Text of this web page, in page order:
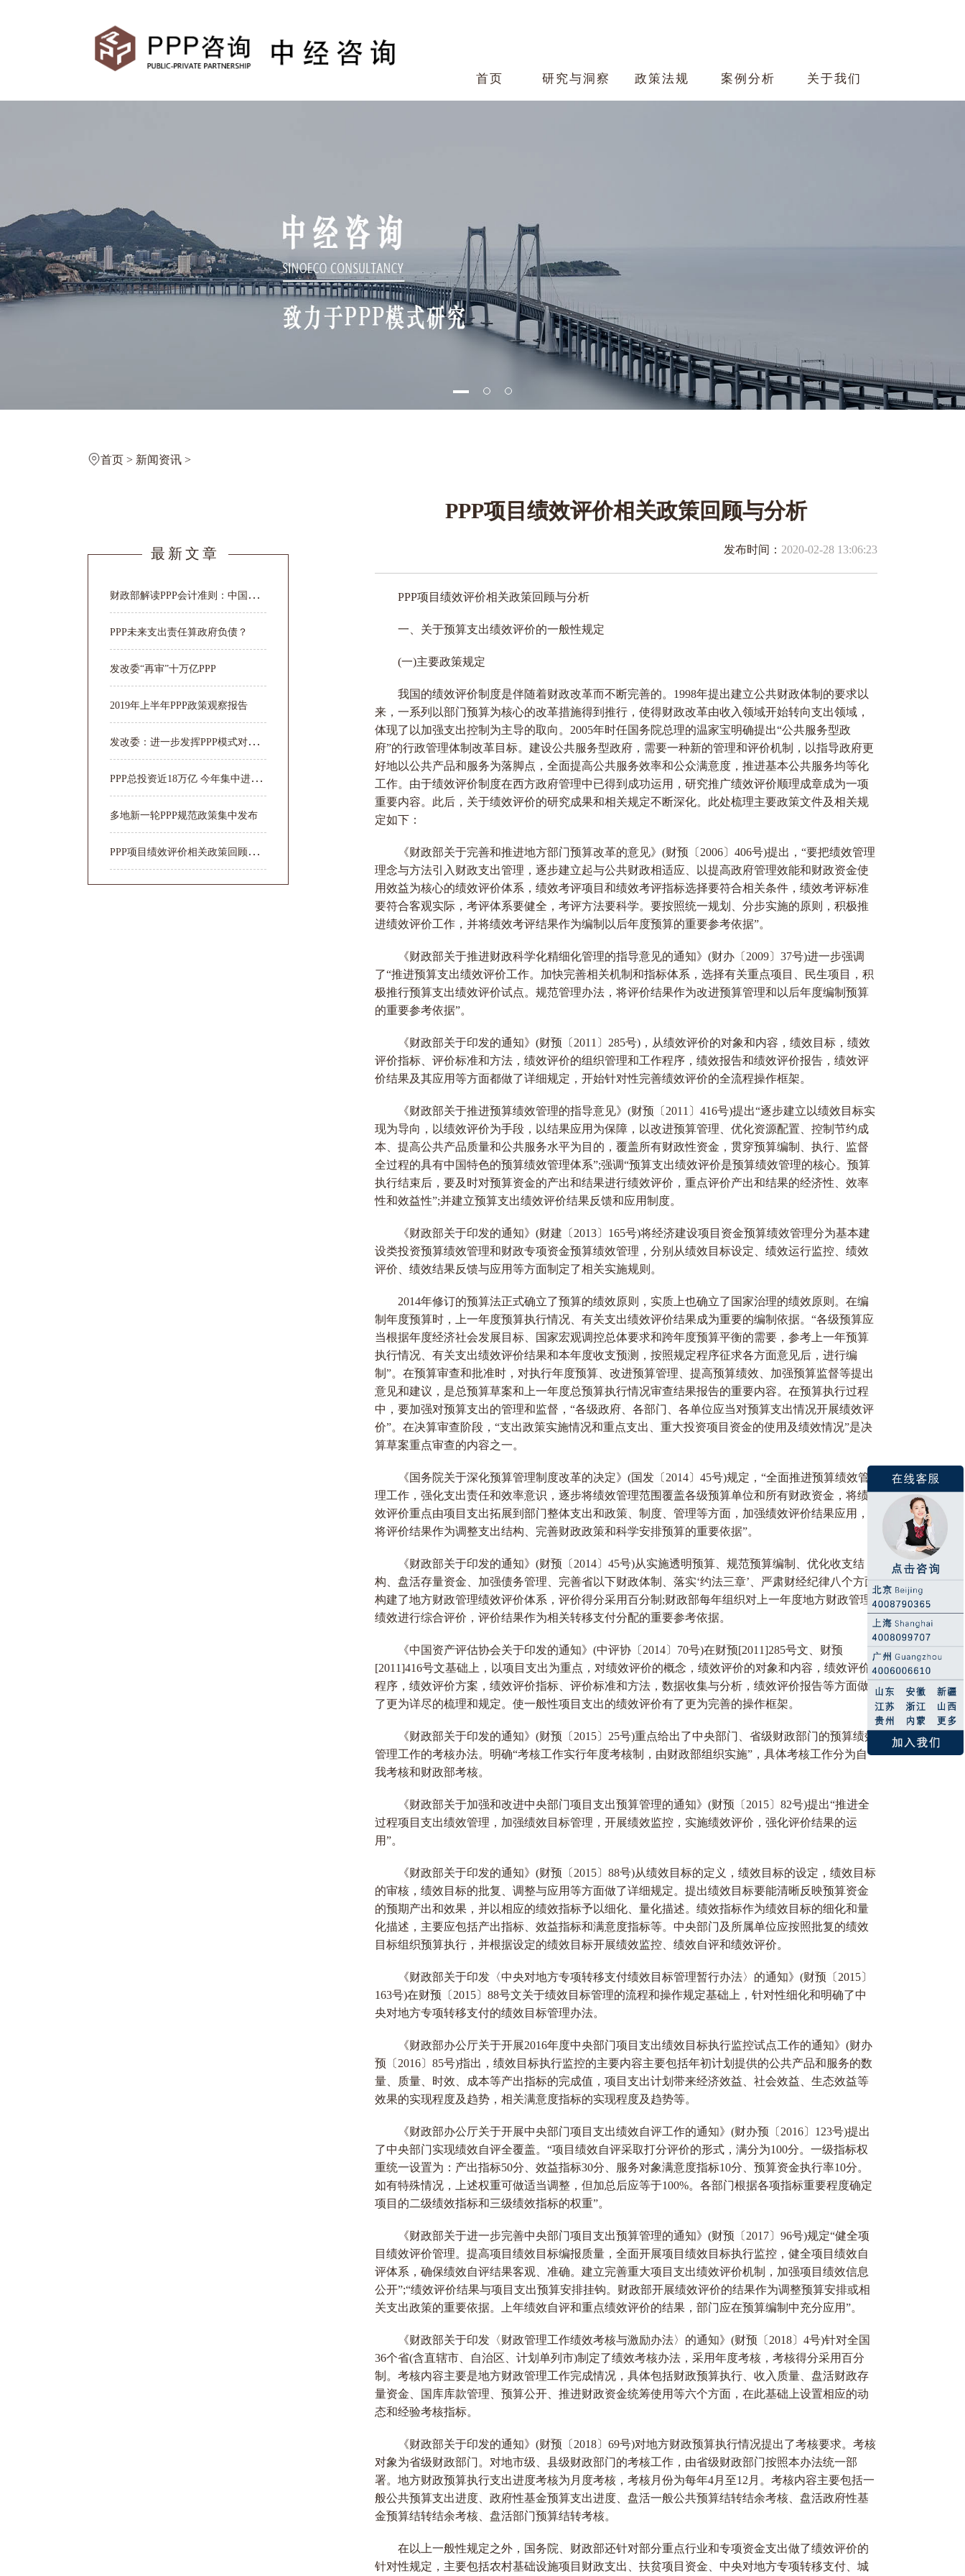
首页 研究与洞察 政策法规 案例分析 关于我们
首页 > 新闻资讯 >
最新文章
财
政部解读PPP会计准则：中国已成为...
PPP未来支出责任算政府负债？
发改委“再审”十万亿PPP
2019年上半年PPP政策观察报告
发
改委：进一步发挥PPP模式对稳投资...
P
PP总投资近18万亿 今年集中进入运营期
多地新一轮PPP规范政策集中发布
P
PP项目绩效评价相关政策回顾与分析
PPP项目绩效评价相关政策回顾与分析
发布时间： 2020-02-28 13:06:23
PPP项目绩效评价相关政策回顾与分析
一、关于预算支出绩效评价的一般性规定
(一)主要政策规定
我国的绩效评价制度是伴随着财政改革而不断完善的。1998年提出建立公共财政体制的要求以
来，一系列以部门预算为核心的改革措施得到推行，使得财政改革由收入领域开始转向支出领域，
体现了以加强支出控制为主导的取向。2005年时任国务院总理的温家宝明确提出“公共服务型政
府”的行政管理体制改革目标。建设公共服务型政府，需要一种新的管理和评价机制，以指导政府更
好地以公共产品和服务为落脚点，全面提高公共服务效率和公众满意度，推进基本公共服务均等化
工作。由于绩效评价制度在西方政府管理中已得到成功运用，研究推广绩效评价顺理成章成为一项
重要内容。此后，关于绩效评价的研究成果和相关规定不断深化。此处梳理主要政策文件及相关规
定如下：
《财政部关于完善和推进地方部门预算改革的意见》(财预〔2006〕406号)提出，“要把绩效管理
理念与方法引入财政支出管理，逐步建立起与公共财政相适应、以提高政府管理效能和财政资金使
用效益为核心的绩效评价体系，绩效考评项目和绩效考评指标选择要符合相关条件，绩效考评标准
要符合客观实际，考评体系要健全，考评方法要科学。要按照统一规划、分步实施的原则，积极推
进绩效评价工作，并将绩效考评结果作为编制以后年度预算的重要参考依据”。
《财政部关于推进财政科学化精细化管理的指导意见的通知》(财办〔2009〕37号)进一步强调
了“推进预算支出绩效评价工作。加快完善相关机制和指标体系，选择有关重点项目、民生项目，积
极推行预算支出绩效评价试点。规范管理办法，将评价结果作为改进预算管理和以后年度编制预算
的重要参考依据”。
《财政部关于印发的通知》(财预〔2011〕285号)，从绩效评价的对象和内容，绩效目标，绩效
评价指标、评价标准和方法，绩效评价的组织管理和工作程序，绩效报告和绩效评价报告，绩效评
价结果及其应用等方面都做了详细规定，开始针对性完善绩效评价的全流程操作框架。
《财政部关于推进预算绩效管理的指导意见》(财预〔2011〕416号)提出“逐步建立以绩效目标实
现为导向，以绩效评价为手段，以结果应用为保障，以改进预算管理、优化资源配置、控制节约成
本、提高公共产品质量和公共服务水平为目的，覆盖所有财政性资金，贯穿预算编制、执行、监督
全过程的具有中国特色的预算绩效管理体系”;强调“预算支出绩效评价是预算绩效管理的核心。预算
执行结束后，要及时对预算资金的产出和结果进行绩效评价，重点评价产出和结果的经济性、效率
性和效益性”;并建立预算支出绩效评价结果反馈和应用制度。
《财政部关于印发的通知》(财建〔2013〕165号)将经济建设项目资金预算绩效管理分为基本建
设类投资预算绩效管理和财政专项资金预算绩效管理，分别从绩效目标设定、绩效运行监控、绩效
评价、绩效结果反馈与应用等方面制定了相关实施规则。
2014年修订的预算法正式确立了预算的绩效原则，实质上也确立了国家治理的绩效原则。在编
制年度预算时，上一年度预算执行情况、有关支出绩效评价结果成为重要的编制依据。“各级预算应
当根据年度经济社会发展目标、国家宏观调控总体要求和跨年度预算平衡的需要，参考上一年预算
执行情况、有关支出绩效评价结果和本年度收支预测，按照规定程序征求各方面意见后，进行编
制”。在预算审查和批准时，对执行年度预算、改进预算管理、提高预算绩效、加强预算监督等提出
意见和建议，是总预算草案和上一年度总预算执行情况审查结果报告的重要内容。在预算执行过程
中，要加强对预算支出的管理和监督，“各级政府、各部门、各单位应当对预算支出情况开展绩效评
价”。在决算审查阶段，“支出政策实施情况和重点支出、重大投资项目资金的使用及绩效情况”是决
算草案重点审查的内容之一。
《国务院关于深化预算管理制度改革的决定》(国发〔2014〕45号)规定，“全面推进预算绩效管
理工作，强化支出责任和效率意识，逐步将绩效管理范围覆盖各级预算单位和所有财政资金，将绩
效评价重点由项目支出拓展到部门整体支出和政策、制度、管理等方面，加强绩效评价结果应用，
将评价结果作为调整支出结构、完善财政政策和科学安排预算的重要依据”。
《财政部关于印发的通知》(财预〔2014〕45号)从实施透明预算、规范预算编制、优化收支结
构、盘活存量资金、加强债务管理、完善省以下财政体制、落实‘约法三章’、严肃财经纪律八个方面
构建了地方财政管理绩效评价体系，评价得分采用百分制;财政部每年组织对上一年度地方财政管理
绩效进行综合评价，评价结果作为相关转移支付分配的重要参考依据。
《中国资产评估协会关于印发的通知》(中评协〔2014〕70号)在财预[2011]285号文、财预
[2011]416号文基础上，以项目支出为重点，对绩效评价的概念，绩效评价的对象和内容，绩效评价
程序，绩效评价方案，绩效评价指标、评价标准和方法，数据收集与分析，绩效评价报告等方面做
了更为详尽的梳理和规定。使一般性项目支出的绩效评价有了更为完善的操作框架。
《财政部关于印发的通知》(财预〔2015〕25号)重点给出了中央部门、省级财政部门的预算绩效
管理工作的考核办法。明确“考核工作实行年度考核制，由财政部组织实施”，具体考核工作分为自
我考核和财政部考核。
《财政部关于加强和改进中央部门项目支出预算管理的通知》(财预〔2015〕82号)提出“推进全
过程项目支出绩效管理，加强绩效目标管理，开展绩效监控，实施绩效评价，强化评价结果的运
用”。
《财政部关于印发的通知》(财预〔2015〕88号)从绩效目标的定义，绩效目标的设定，绩效目标
的审核，绩效目标的批复、调整与应用等方面做了详细规定。提出绩效目标要能清晰反映预算资金
的预期产出和效果，并以相应的绩效指标予以细化、量化描述。绩效指标作为绩效目标的细化和量
化描述，主要应包括产出指标、效益指标和满意度指标等。中央部门及所属单位应按照批复的绩效
目标组织预算执行，并根据设定的绩效目标开展绩效监控、绩效自评和绩效评价。
《财政部关于印发〈中央对地方专项转移支付绩效目标管理暂行办法〉的通知》(财预〔2015〕
163号)在财预〔2015〕88号文关于绩效目标管理的流程和操作规定基础上，针对性细化和明确了中
央对地方专项转移支付的绩效目标管理办法。
《财政部办公厅关于开展2016年度中央部门项目支出绩效目标执行监控试点工作的通知》(财办
预〔2016〕85号)指出，绩效目标执行监控的主要内容主要包括年初计划提供的公共产品和服务的数
量、质量、时效、成本等产出指标的完成值，项目支出计划带来经济效益、社会效益、生态效益等
效果的实现程度及趋势，相关满意度指标的实现程度及趋势等。
《财政部办公厅关于开展中央部门项目支出绩效自评工作的通知》(财办预〔2016〕123号)提出
了中央部门实现绩效自评全覆盖。“项目绩效自评采取打分评价的形式，满分为100分。一级指标权
重统一设置为：产出指标50分、效益指标30分、服务对象满意度指标10分、预算资金执行率10分。
如有特殊情况，上述权重可做适当调整，但加总后应等于100%。各部门根据各项指标重要程度确定
项目的二级绩效指标和三级绩效指标的权重”。
《财政部关于进一步完善中央部门项目支出预算管理的通知》(财预〔2017〕96号)规定“健全项
目绩效评价管理。提高项目绩效目标编报质量，全面开展项目绩效目标执行监控，健全项目绩效自
评体系，确保绩效自评结果客观、准确。建立完善重大项目支出绩效评价机制，加强项目绩效信息
公开”;“绩效评价结果与项目支出预算安排挂钩。财政部开展绩效评价的结果作为调整预算安排或相
关支出政策的重要依据。上年绩效自评和重点绩效评价的结果，部门应在预算编制中充分应用”。
《财政部关于印发〈财政管理工作绩效考核与激励办法〉的通知》(财预〔2018〕4号)针对全国
36个省(含直辖市、自治区、计划单列市)制定了绩效考核办法，采用年度考核，考核得分采用百分
制。考核内容主要是地方财政管理工作完成情况，具体包括财政预算执行、收入质量、盘活财政存
量资金、国库库款管理、预算公开、推进财政资金统筹使用等六个方面，在此基础上设置相应的动
态和经验考核指标。
《财政部关于印发的通知》(财预〔2018〕69号)对地方财政预算执行情况提出了考核要求。考核
对象为省级财政部门。对地市级、县级财政部门的考核工作，由省级财政部门按照本办法统一部
署。地方财政预算执行支出进度考核为月度考核，考核月份为每年4月至12月。考核内容主要包括一
般公共预算支出进度、政府性基金预算支出进度、盘活一般公共预算结转结余考核、盘活政府性基
金预算结转结余考核、盘活部门预算结转考核。
在以上一般性规定之外，国务院、财政部还针对部分重点行业和专项资金支出做了绩效评价的
针对性规定，主要包括农村基础设施项目财政支出、扶贫项目资金、中央对地方专项转移支付、城